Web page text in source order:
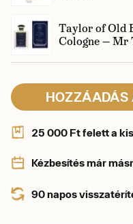
Taylor of Old
Cologne — Mr
HOZZÁADÁS
25 000 Ft felett a
Kézbesítés már
90 napos